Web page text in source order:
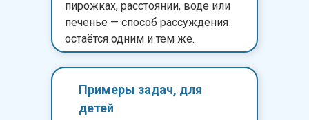
Примеры задач, для
детей
пирожках, расстоянии, воде или
печенье — способ рассуждения
остаётся одним и тем же.